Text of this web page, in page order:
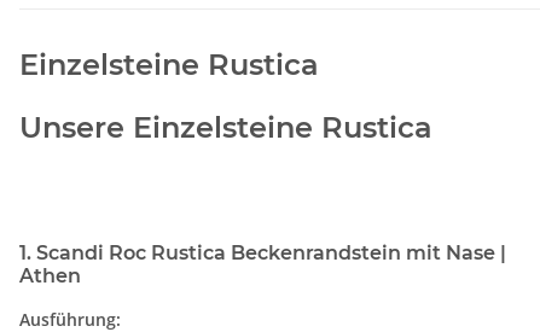
Einzelsteine Rustica
Unsere Einzelsteine Rustica
1. Scandi Roc Rustica Beckenrandstein mit Nase |
Athen
Ausführung: